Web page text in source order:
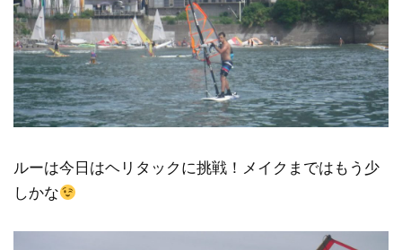
ルーは今日はヘリタックに挑戦！メイクまではもう少
しかな